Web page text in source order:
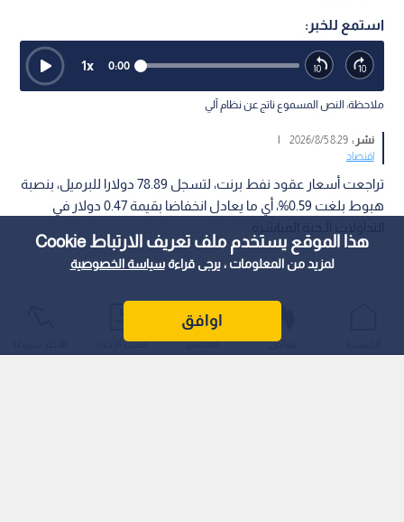
هذا الموقع يستخدم ملف تعريف الارتباط Cookie
لمزيد من المعلومات ، يرجى قراءةسياسة الخصوصية
اوافق
استمع للخبر:
0:00
1x
ملاحظة: النص المسموع ناتج عن نظام آلي
نشر :8:29 2026/8/5
|
اقتصاد
تراجعت أسعار عقود نفط برنت، لتسجل 78.89 دولارا للبرميل، بنصبة
هبوط بلغت 0.59%، أي ما يعادل انخفاضا بقيمة 0.47 دولار في
عواجل المباشر أحدث الأخبار